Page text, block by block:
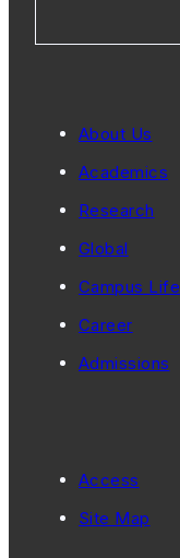
About Us
Academics
Research
Global
Campus Life
Career
Admissions
Access
Site Map